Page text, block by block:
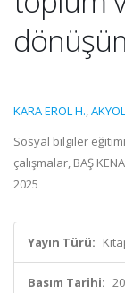
KARA EROL H.,
Sosyal bilgiler
çalışmalar, BAŞ
2025
Yayın Türü:
Basım Tarihi: